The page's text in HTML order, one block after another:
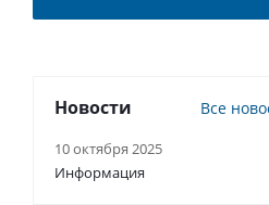
Новости Все
10 октября 2025
Информация